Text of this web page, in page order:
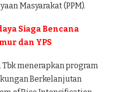
Masyarakat (PPM).
Siaga Bencana
dan YPS
Tbk menerapkan program
Berkelanjutan